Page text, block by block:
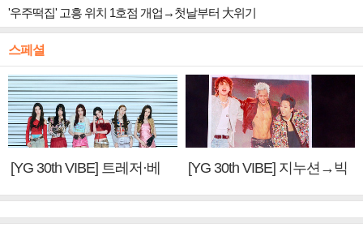
'우주떡집' 고흥 위치 1호점 개업→첫날부터 大위기
스페셜
[YG 30th VIBE] 트레저·베
[YG 30th VIBE] 지누션→빅